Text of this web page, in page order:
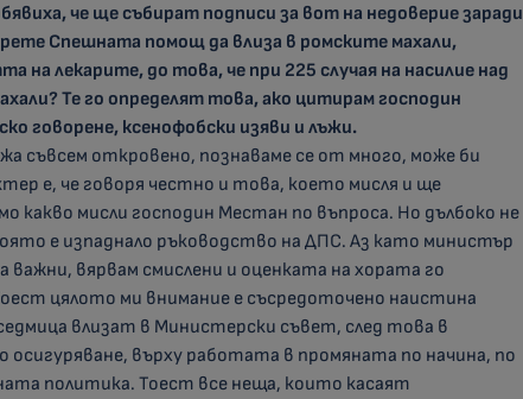
че ще събират подписи за вот на недоверие заради
Спешната помощ да влиза в ромските махали,
на лекарите, до това, че при 225 случая на насилие над
Те го определят това, ако цитирам господин
говорене, ксенофобски изяви и лъжи.
съвсем откровено, познаваме се от много, може би
е, че говоря честно и това, което мисля и ще
какво мисли господин Местан по въпроса. Но дълбоко не
е изпаднало ръководство на ДПС. Аз като министър
вярвам смислени и оценката на хората го
цялото ми внимание е съсредоточено наистина
влизат в Министерски съвет, след това в
осигуряване, върху работата в промяната по начина, по
политика. Тоест все неща, които касаят